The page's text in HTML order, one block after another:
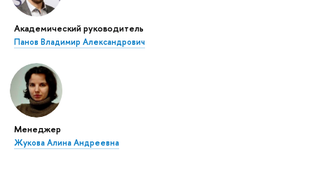
Академический руководитель
Панов Владимир Александрович
Менеджер
Жукова Алина Андреевна